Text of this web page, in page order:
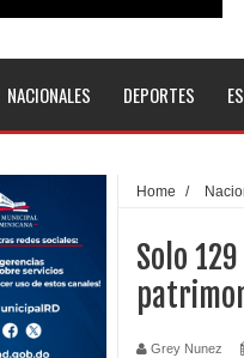
PRM votará “por aclamación” a
El expresidente peruano Ollanta
DIGEIG y Liga Municipal
La Fiscalía de Bolivia ordena la
Calor extremo para este jueves en
Miles de marroquíes cruzan la
NACIONALES DEPORTES
Home /
Solo
Grey Nunez